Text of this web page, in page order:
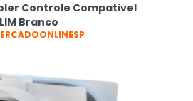
CADASTRE-SE
Controle Compativel
Branco